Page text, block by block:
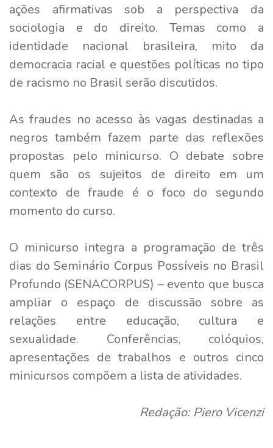
ações afirmativas sob a perspectiva da
sociologia e do direito. Temas como a
identidade nacional brasileira, mito da
democracia racial e questões políticas no tipo
de racismo no Brasil serão discutidos.
As fraudes no acesso às vagas destinadas a
negros também fazem parte das reflexões
propostas pelo minicurso. O debate sobre
quem são os sujeitos de direito em um
contexto de fraude é o foco do segundo
momento do curso.
O minicurso integra a programação de três
dias do Seminário Corpus Possíveis no Brasil
Profundo (SENACORPUS) – evento que busca
ampliar o espaço de discussão sobre as
relações entre educação, cultura e
sexualidade. Conferências, colóquios,
apresentações de trabalhos e outros cinco
minicursos compõem a lista de atividades.
Redação: Piero Vicenzi